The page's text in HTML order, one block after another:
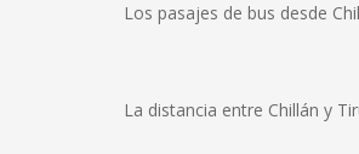
Los pasajes de bus desde
La distancia entre Chillán y